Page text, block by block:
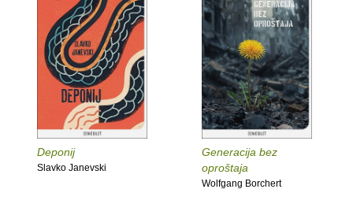
Deponij
Slavko Janevski
Generacija bez
oproštaja
Wolfgang Borchert